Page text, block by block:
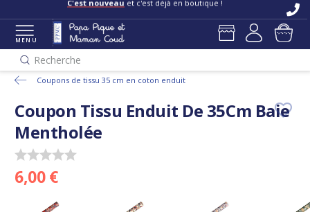
C'est nouveau et c'est déjà en boutique !
MENU
Recherche
Coupons de tissu 35 cm en coton enduit
Coupon Tissu Enduit De 35Cm Baie
Mentholée
6,00 €